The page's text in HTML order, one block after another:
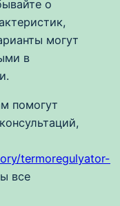
о
могут
в
помогут
termoregulyator-
все